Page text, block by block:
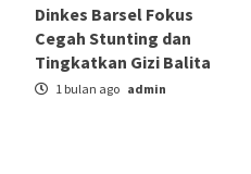
Dinkes Barsel Fokus
Cegah Stunting dan
Tingkatkan Gizi Balita
1 bulan ago admin